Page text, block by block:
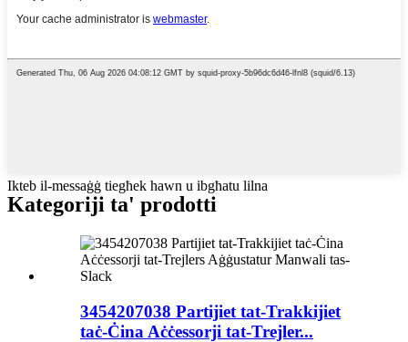
Ikteb il-messaġġ tiegħek hawn u ibgħatu lilna
Kategoriji ta' prodotti
3454207038 Partijiet tat-Trakkijiet
taċ-Ċina Aċċessorji tat-Trejler...